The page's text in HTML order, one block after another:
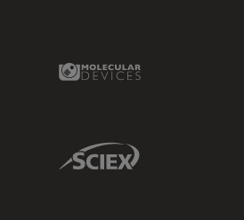
Molecular Devices Link
Sciex Link